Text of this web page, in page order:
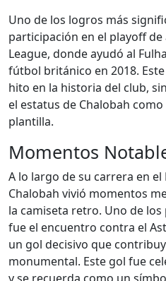
Uno de los logros más
participación en el playoff de
League, donde ayudó al
fútbol británico en 2018.
hito en la historia del club,
el estatus de Chalobah
plantilla.
Momentos
A lo largo de su carrera en el
Chalobah vivió momentos
la camiseta retro. Uno de
fue el encuentro contra el
un gol decisivo que
monumental. Este gol fue